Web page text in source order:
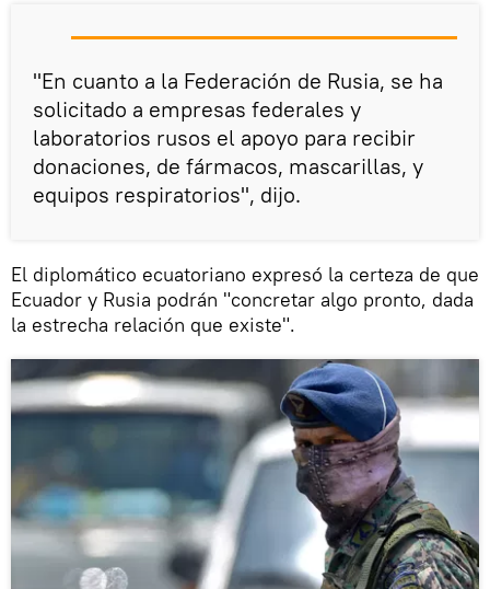
"En cuanto a la Federación de Rusia, se ha
solicitado a empresas federales y
laboratorios rusos el apoyo para recibir
donaciones, de fármacos, mascarillas, y
equipos respiratorios", dijo.
El diplomático ecuatoriano expresó la certeza de que
Ecuador y Rusia podrán "concretar algo pronto, dada
la estrecha relación que existe".